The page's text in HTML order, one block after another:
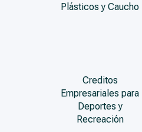
Plásticos y Caucho
Creditos
Empresariales para
Deportes y
Recreación